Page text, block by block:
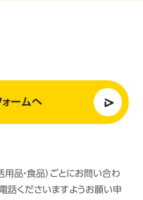
ームへ
用品・食品）ごとにお問い合わ
話くださいますようお願い申